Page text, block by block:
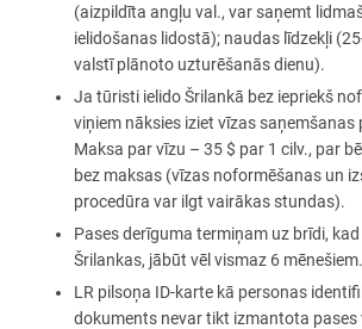
(aizpildīta angļu val., var saņemt
ielidošanas lidostā); naudas līdzekļi
valstī plānoto uzturēšanās dienu).
Ja tūristi ielido Šrilankā bez iepriekš
viņiem nāksies iziet vīzas
Maksa par vīzu – 35 $ par 1 cilv., par
bez maksas (vīzas noformēšanas un
procedūra var ilgt vairākas stundas).
Pases derīguma termiņam uz brīdi,
Šrilankas, jābūt vēl vismaz 6 mēnešiem.
LR pilsoņa ID-karte kā personas
dokuments nevar tikt izmantota pases